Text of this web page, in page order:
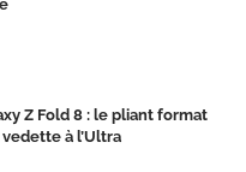
Z Fold 8 : le pliant format
à l’Ultra